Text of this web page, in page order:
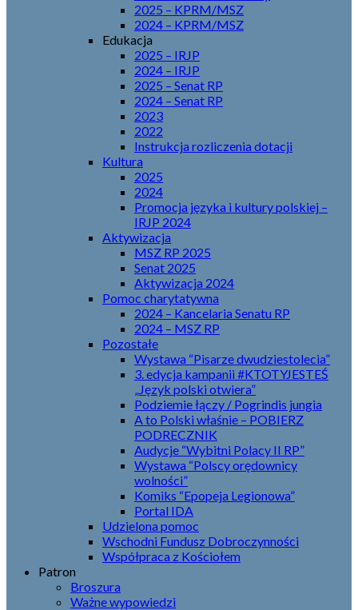
2025 – KPRM/MSZ
2024 – KPRM/MSZ
Edukacja
2025 – IRJP
2024 – IRJP
2025 – Senat RP
2024 – Senat RP
2023
2022
Instrukcja rozliczenia dotacji
Kultura
2025
2024
Promocja języka i kultury polskiej –
IRJP 2024
Aktywizacja
MSZ RP 2025
Senat 2025
Aktywizacja 2024
Pomoc charytatywna
2024 – Kancelaria Senatu RP
2024 – MSZ RP
Pozostałe
Wystawa “Pisarze dwudziestolecia”
3. edycja kampanii #KTOTYJESTEŚ
„Język polski otwiera”
Podziemie łączy / Pogrindis jungia
A to Polski właśnie – POBIERZ
PODRECZNIK
Audycje “Wybitni Polacy II RP”
Wystawa “Polscy orędownicy
wolności”
Komiks “Epopeja Legionowa”
Portal IDA
Udzielona pomoc
Wschodni Fundusz Dobroczynności
Współpraca z Kościołem
Patron
Broszura
Ważne wypowiedzi